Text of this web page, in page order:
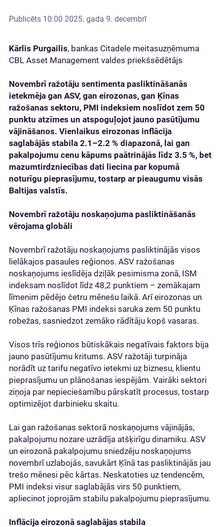
Publicēts 10:00 2025. gada 9. decembrī
Kārlis Purgailis, bankas Citadele meitasuzņēmuma
CBL Asset Management valdes priekšsēdētājs
Novembrī ražotāju sentimenta pasliktināšanās
ietekmēja gan ASV, gan eirozonas, gan Ķīnas
ražošanas sektoru, PMI indeksiem noslīdot zem 50
punktu atzīmes un atspoguļojot jauno pasūtījumu
vājināšanos. Vienlaikus eirozonas inflācija
saglabājās stabila 2.1–2.2 % diapazonā, lai gan
pakalpojumu cenu kāpums paātrinājās līdz 3.5 %, bet
mazumtirdzniecības dati liecina par kopumā
noturīgu pieprasījumu, tostarp ar pieaugumu visās
Baltijas valstīs.
Novembrī ražotāju noskaņojuma pasliktināšanās
vērojama globāli
Novembrī ražotāju noskaņojums pasliktinājās visos
lielākajos pasaules reģionos. ASV ražošanas
noskaņojums ieslīdēja dziļāk pesimisma zonā, ISM
indeksam noslīdot līdz 48,2 punktiem – zemākajam
līmenim pēdējo četru mēnešu laikā. Arī eirozonas un
Ķīnas ražošanas PMI indeksi saruka zem 50 punktu
robežas, sasniedzot zemāko rādītāju kopš vasaras.
Visos trīs reģionos būtiskākais negatīvais faktors bija
jauno pasūtījumu kritums. ASV ražotāji turpināja
norādīt uz tarifu negatīvo ietekmi uz biznesu, klientu
pieprasījumu un plānošanas iespējām. Vairāki sektori
ziņoja par nepieciešamību pārskatīt procesus, tostarp
optimizējot darbinieku skaitu.
Lai gan ražošanas sektorā noskaņojums vājinājās,
pakalpojumu nozare uzrādīja atšķirīgu dinamiku. ASV
un eirozonā pakalpojumu sniedzēju noskaņojums
novembrī uzlabojās, savukārt Ķīnā tas pasliktinājās jau
trešo mēnesi pēc kārtas. Neskatoties uz tendencēm,
PMI indeksi visur saglabājās virs 50 punktiem,
apliecinot joprojām stabilu pakalpojumu pieprasījumu.
Inflācija eirozonā saglabājas stabila